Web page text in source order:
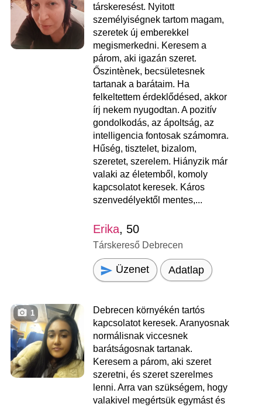
társkeresést. Nyitott
személyiségnek tartom magam,
szeretek új emberekkel
megismerkedni. Keresem a
párom, aki igazán szeret.
Őszintènek, becsületesnek
tartanak a barátaim. Ha
felkeltettem érdeklődésed, akkor
írj nekem nyugodtan. A pozitív
gondolkodás, az ápoltság, az
intelligencia fontosak számomra.
Hűség, tisztelet, bizalom,
szeretet, szerelem. Hiányzik már
valaki az életemből, komoly
kapcsolatot keresek. Káros
szenvedélyektől mentes,...
Erika, 50
Társkereső Debrecen
Üzenet Adatlap
1
Debrecen környékén tartós
kapcsolatot keresek. Aranyosnak
normálisnak viccesnek
barátságosnak tartanak.
Keresem a párom, aki szeret
szeretni, és szeret szerelmes
lenni. Arra van szükségem, hogy
valakivel megértsük egymást és